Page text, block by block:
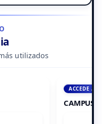
utilizados